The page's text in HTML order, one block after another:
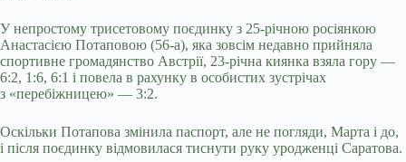
У непростому трисетовому поєдинку з 25-річною росіянкою
Анастасією Потаповою (56-а), яка зовсім недавно прийняла
спортивне громадянство Австрії, 23-річна киянка взяла гору —
6:2, 1:6, 6:1 і повела в рахунку в особистих зустрічах
з «перебіжницею» — 3:2.
Оскільки Потапова змінила паспорт, але не погляди, Марта і до,
і після поєдинку відмовилася тиснути руку уродженці Саратова.